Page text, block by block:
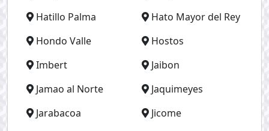
Hatillo Palma
Hato Mayor del Rey
Hondo Valle
Hostos
Imbert
Jaibon
Jamao al Norte
Jaquimeyes
Jarabacoa
Jicome